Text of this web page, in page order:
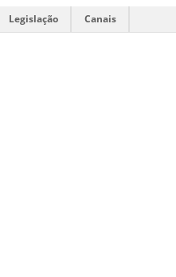
Legislação
Canais